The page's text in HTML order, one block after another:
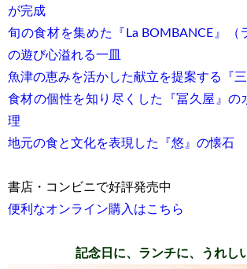
が完成
旬の食材を集めた『La BOMBANCE』（
の遊び心溢れる一皿
魚津の恵みを活かした献立を提案する『三
食材の個性を知り尽くした『冨久屋』の
理
地元の食と文化を表現した『悠』の懐石
書店・コンビニで好評発売中
便利なオンライン購入はこちら
記念日に、ランチに、うれし